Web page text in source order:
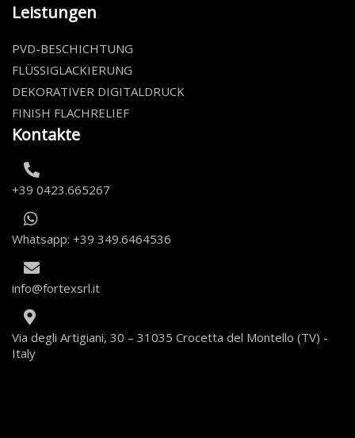
Leistungen
PVD-BESCHICHTUNG
FLÜSSIGLACKIERUNG
DEKORATIVER DIGITALDRUCK
FINISH FLACHRELIEF
Kontakte
+39 0423.665267
Whatsapp: +39 349.6464536
info@fortexsrl.it
Via degli Artigiani, 30 – 31035 Crocetta del Montello (TV) -
Italy